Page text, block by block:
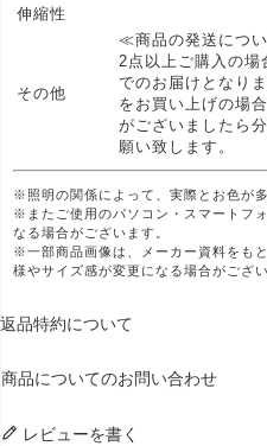
伸縮性
その他
≪商品の発送につ
2点以上ご購入の場
でのお届けとなり
をお買い上げの場
がございましたら
願い致します。
※照明の関係によって、実際とお色が
※またご使用のパソコン・スマートフ
なる場合がございます。
※一部商品画像は、メーカー資料をも
様やサイズ感が変更になる場合がござい
返品特約について
商品についてのお問い合わせ
レビューを書く